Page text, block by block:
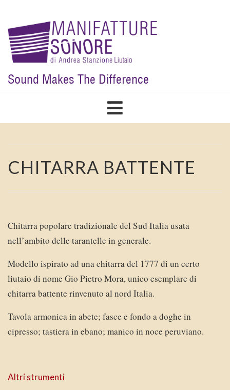
to
main
Sound Makes The Difference
CHITARRA BATTENTE
Chitarra popolare tradizionale del Sud Italia usata
nell’ambito delle tarantelle in generale.
Modello ispirato ad una chitarra del 1777 di un certo
liutaio di nome Gio Pietro Mora, unico esemplare di
chitarra battente rinvenuto al nord Italia.
Tavola armonica in abete; fasce e fondo a doghe in
cipresso; tastiera in ebano; manico in noce peruviano.
Altri strumenti